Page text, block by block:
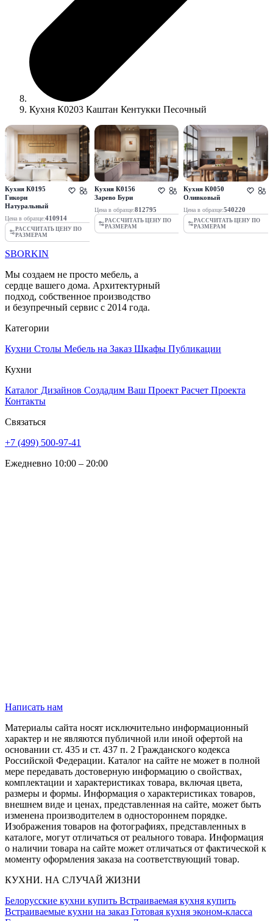
Кухня К0203 Каштан Кентукки Песочный
Кухня К0195
Гикори
Натуральный
Цена в образце:410914
РАССЧИТАТЬ ЦЕНУ ПО
РАЗМЕРАМ
Кухня К0156
Зарево Бури
Цена в образце:812795
РАССЧИТАТЬ ЦЕНУ ПО
РАЗМЕРАМ
Кухня К0050
Оливковый
Цена в образце:540220
РАССЧИТАТЬ ЦЕНУ ПО
РАЗМЕРАМ
SBORKIN
Мы создаем не просто мебель, а
сердце вашего дома. Архитектурный
подход, собственное производство
и безупречный сервис с 2014 года.
Категории
Кухни Столы Мебель на Заказ Шкафы Публикации
Кухни
Каталог Дизайнов Создадим Ваш Проект Расчет Проекта
Контакты
Связаться
+7 (499) 500-97-41
Ежедневно 10:00 – 20:00
Написать нам
Материалы сайта носят исключительно информационный
характер и не являются публичной или иной офертой на
основании ст. 435 и ст. 437 п. 2 Гражданского кодекса
Российской Федерации. Каталог на сайте не может в полной
мере передавать достоверную информацию о свойствах,
комплектации и характеристиках товара, включая цвета,
размеры и формы. Информация о характеристиках товаров,
внешнем виде и ценах, представленная на сайте, может быть
изменена производителем в одностороннем порядке.
Изображения товаров на фотографиях, представленных в
каталоге, могут отличаться от реального товара. Информация
о наличии товара на сайте может отличаться от фактической к
моменту оформления заказа на соответствующий товар.
КУХНИ. НА СЛУЧАЙ ЖИЗНИ
Белорусские кухни купить Встраиваемая кухня купить
Встраиваемые кухни на заказ Готовая кухня эконом-класса